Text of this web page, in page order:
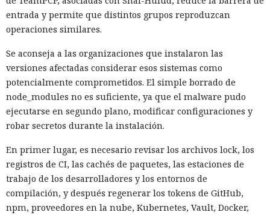
entrada y permite que distintos grupos reproduzcan
operaciones similares.
Se aconseja a las organizaciones que instalaron las
versiones afectadas considerar esos sistemas como
potencialmente comprometidos. El simple borrado de
node_modules no es suficiente, ya que el malware pudo
ejecutarse en segundo plano, modificar configuraciones y
robar secretos durante la instalación.
En primer lugar, es necesario revisar los archivos lock, los
registros de CI, las cachés de paquetes, las estaciones de
trabajo de los desarrolladores y los entornos de
compilación, y después regenerar los tokens de GitHub,
npm, proveedores en la nube, Kubernetes, Vault, Docker,